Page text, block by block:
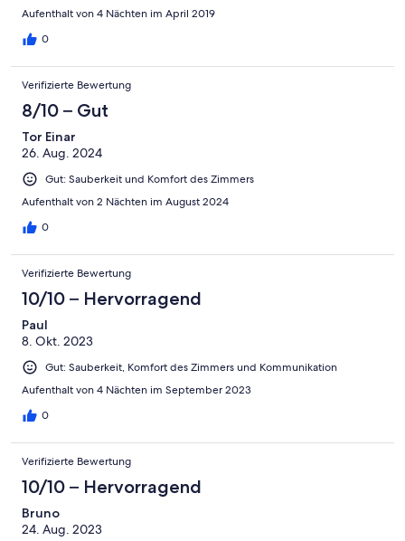
Aufenthalt von 4 Nächten im April 2019
0
Verifizierte Bewertung
8/10 – Gut
Tor Einar
26. Aug. 2024
Gut: Sauberkeit und Komfort des Zimmers
Aufenthalt von 2 Nächten im August 2024
0
Verifizierte Bewertung
10/10 – Hervorragend
Paul
8. Okt. 2023
Gut: Sauberkeit, Komfort des Zimmers und Kommunikation
Aufenthalt von 4 Nächten im September 2023
0
Verifizierte Bewertung
10/10 – Hervorragend
Bruno
24. Aug. 2023